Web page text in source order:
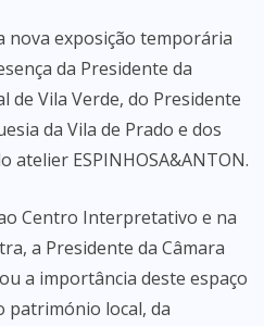
nova exposição temporária
da Presidente da
de Vila Verde, do Presidente
da Vila de Prado e dos
atelier ESPINHOSA&ANTON.
Centro Interpretativo e na
a Presidente da Câmara
a importância deste espaço
património local, da